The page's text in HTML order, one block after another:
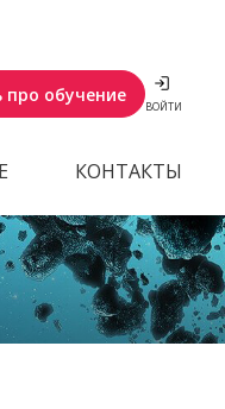
про обучение
ВОЙТИ
КОНТАКТЫ